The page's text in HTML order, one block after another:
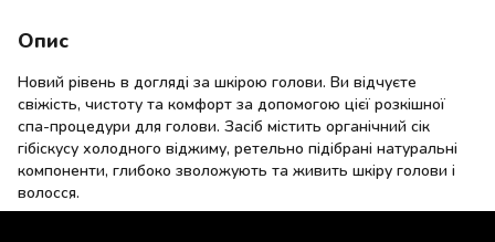
Опис
Новий рівень в догляді за шкірою голови. Ви відчуєте
свіжість, чистоту та комфорт за допомогою цієї розкішної
спа-процедури для голови. Засіб містить органічний сік
гібіскусу холодного віджиму, ретельно підібрані натуральні
компоненти, глибоко зволожують та живить шкіру голови і
волосся.